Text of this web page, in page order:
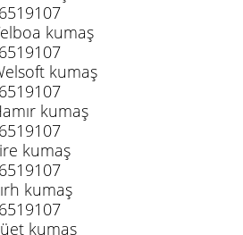
kumaş
kumaş
kumaş
kumaş
kumaş
kumaş